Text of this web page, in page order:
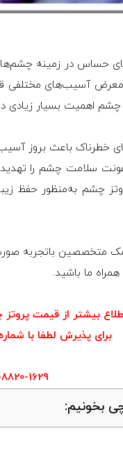
حساس در زمینه
آسیب‌های مختلفی
اهمیت بسیار زیادی
خطرناک باعث بروز
سلامت چشم را
چشم به‌منظور حفظ
متخصصین باتجربه
ما باشید.
بیشتر از قیمت
برای پذیرش لطفا با
8820-1629
بخونیم: